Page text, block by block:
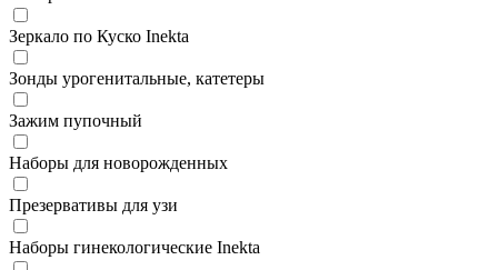
Зеркало по Куско Inekta
Зонды урогенитальные, катетеры
Зажим пупочный
Наборы для новорожденных
Презервативы для узи
Наборы гинекологические Inekta